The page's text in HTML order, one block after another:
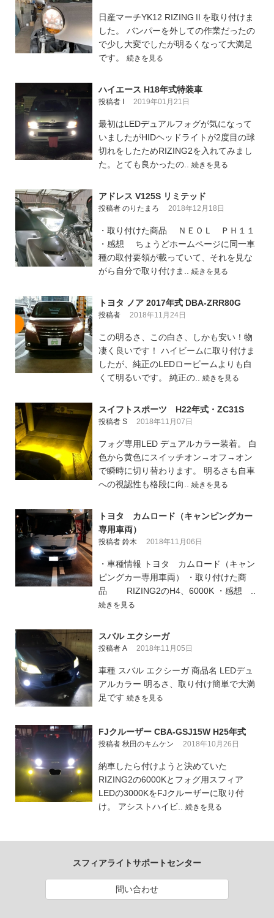
日産マーチYK12 RIZINGⅡを取り付けま
した。 バンパーを外しての作業だったの
で少し大変でしたが明るくなって大満足
です。 続きを見る
ハイエース H18年式特装車
投稿者 I 2019年01月21日
最初はLEDデュアルフォグが気になって
いましたがHIDヘッドライトが2度目の球
切れをしたためRIZING2を入れてみまし
た。とても良かったの.. 続きを見る
アドレス V125S リミテッド
投稿者 のりたまろ 2018年12月18日
・取り付けた商品 ＮＥＯＬ ＰＨ１１
・感想 ちょうどホームページに同一車
種の取付要領が載っていて、それを見な
がら自分で取り付けま.. 続きを見る
トヨタ ノア 2017年式 DBA-ZRR80G
投稿者 2018年11月24日
この明るさ、この白さ、しかも安い！物
凄く良いです！ ハイビームに取り付けま
したが、純正のLEDロービームよりも白
くて明るいです。 純正の.. 続きを見る
スイフトスポーツ H22年式・ZC31S
投稿者 S 2018年11月07日
フォグ専用LED デュアルカラー装着。 白
色から黄色にスイッチオン→オフ→オン
で瞬時に切り替わります。 明るさも自車
への視認性も格段に向.. 続きを見る
トヨタ カムロード（キャンピングカー
専用車両）
投稿者 鈴木 2018年11月06日
・車種情報 トヨタ カムロード（キャン
ピングカー専用車両） ・取り付けた商
品 RIZING2のH4、6000K ・感想 ..
続きを見る
スバル エクシーガ
投稿者 A 2018年11月05日
車種 スバル エクシーガ 商品名 LEDデュ
アルカラー 明るさ、取り付け簡単で大満
足です 続きを見る
FJクルーザー CBA-GSJ15W H25年式
投稿者 秋田のキムケン 2018年10月26日
納車したら付けようと決めていた
RIZING2の6000Kとフォグ用スフィア
LEDの3000KをFJクルーザーに取り付
け。 アシストハイビ.. 続きを見る
スフィアライトサポートセンター
問い合わせ